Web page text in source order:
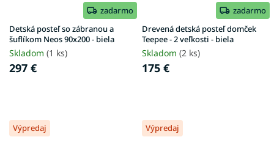
zadarmo
Detská posteľ so zábranou a
šuflíkom Neos 90x200 - biela
Skladom (1 ks)
297 €
zadarmo
Drevená detská posteľ domček
Teepee - 2 veľkosti - biela
Skladom (2 ks)
175 €
Výpredaj Výpredaj